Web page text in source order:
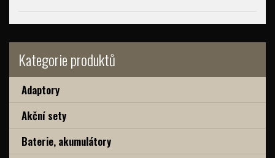
Kategorie produktů
Adaptory
Akční sety
Baterie, akumulátory